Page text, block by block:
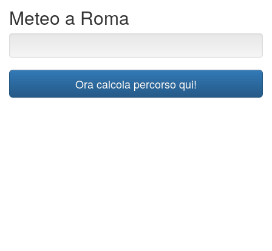
Meteo a Roma
Ora calcola percorso qui!